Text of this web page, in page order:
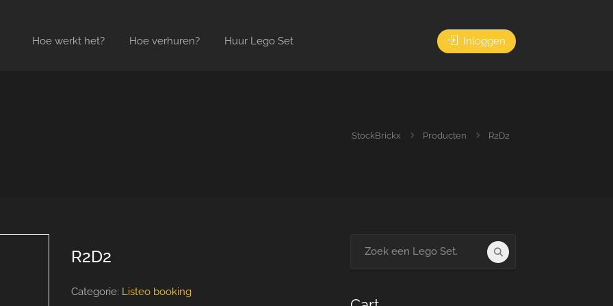
Hoe werkt het? Hoe verhuren? Huur Lego Set Inloggen
StockBrickx Producten R2D2
R2D2
Categorie: Listeo booking